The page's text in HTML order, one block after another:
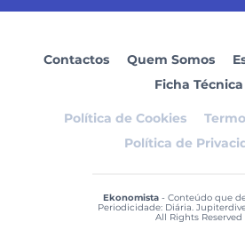
Contactos Quem Somos
Ficha Técnica
Política de Cookies
Política de
Ekonomista- Conteúdo que
Periodicidade: Diária.
All Rights Reserved